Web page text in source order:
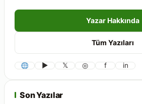
Yazar Hakkında
Tüm Yazıları
▶ 𝕏 ◎ f in
Son Yazılar